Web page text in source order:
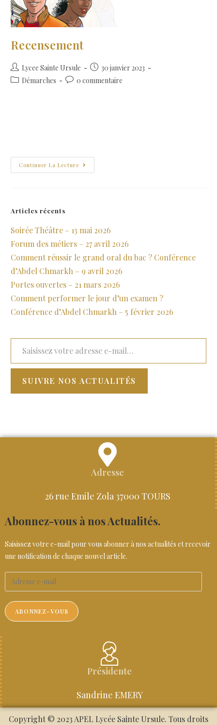
Recensement
Lycee Sainte Ursule
30 janvier 2023
Démarches
0 commentaire
Continuer La Lecture
Articles récents
Soirée Théâtre – 13 mai 2026
Forum des métiers – 27 avril 2026
Comment réussir le grand oral du bac ? Conférence
d’Abdel Chmarkh – 9 avril 2026
Portes ouvertes – 21 mars 2026
Comment performer le jour d’un examen ?
Conférence d’Abdel Chmarkh – 5 février 2026
SUIVRE NOS ACTUALITÉS
Adresse
26 rue Emile Zola 37000 TOURS
Abonnez-vous à nos Actualités.
Saisissez votre e-mail pour vous abonner à nos actualités et recevoir
une notification de chaque nouvel article.
ABONNEZ-VOUS
Présidente
Sandrine EMERY
Copyright © 2023 APEL Lycée Sainte Ursule. Tous droits